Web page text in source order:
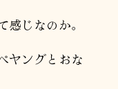
じなのか。
ヤングとおな